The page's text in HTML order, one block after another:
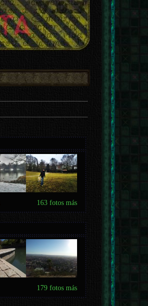
163 fotos más
179 fotos más